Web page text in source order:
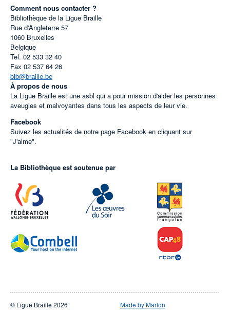
Comment nous contacter ?
Bibliothèque de la Ligue Braille
Rue d'Angleterre 57
1060 Bruxelles
Belgique
Tel. 02 533 32 40
Fax 02 537 64 26
bib@braille.be
À propos de nous
La Ligue Braille est une asbl qui a pour mission d'aider les personnes
aveugles et malvoyantes dans tous les aspects de leur vie.
Facebook
Suivez les actualités de notre page Facebook en cliquant sur
"J'aime".
La Bibliothèque est soutenue par
© Ligue Braille 2026 Made by Marlon